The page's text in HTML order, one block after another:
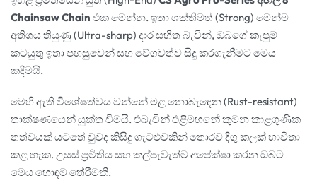
Chainsaw Chain එක මෙන්න. ඉතා ශක්තිමත් (Strong) මෙන්ම
අතිශය තියුණු (Ultra-sharp) දාර සහිත බැවින්, ඔබගේ කැපුම්
කටයුතු ඉතා පහසුවෙන් සහ වේගවත්ව සිදු කරගැනීමට මෙය
කදිමයි.
මෙහි ඇති විශේෂත්වය වන්නේ මළ නොබැඳෙන (Rust-resistant)
තාක්ෂණයෙන් යුක්ත වීමයි. එබැවින් එළිමහනේ කුමන කාළගුණික
තත්වයක් යටතේ වුවද කිසිදු ගැටළුවකින් තොරව දිගු කලක් භාවිතා
කළ හැක. උසස් ප්‍රමිතිය සහ කල්පැවැත්ම අපේක්ෂා කරන ඔබට
මෙය හොඳම තේරීමකි.